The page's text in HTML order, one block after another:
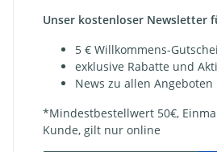
Unser kostenloser Newsletter
5 € Willkommens-
exklusive Rabatte und
News zu allen
*Mindestbestellwert 50€,
Kunde, gilt nur online